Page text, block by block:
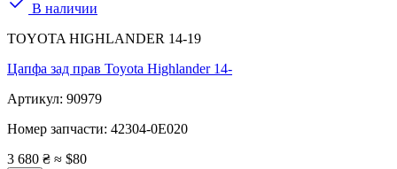
В наличии
TOYOTA HIGHLANDER 14-19
Цапфа зад прав Toyota Highlander 14-
Артикул: 90979
Номер запчасти: 42304-0E020
3 680 ₴ ≈ $80